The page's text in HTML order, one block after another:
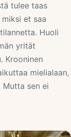
tulee taas
et saa
Huoli
yrität
Krooninen
mielialaan,
sen ei